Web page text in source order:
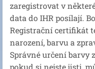
zaregistrovat v
data do IHR posílají.
Registrační certifikát
narození, barvu a
Správné určení
pokud si nejste jisti,